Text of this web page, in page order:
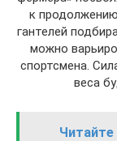
к
гантелей
можно
спортсмена.
веса